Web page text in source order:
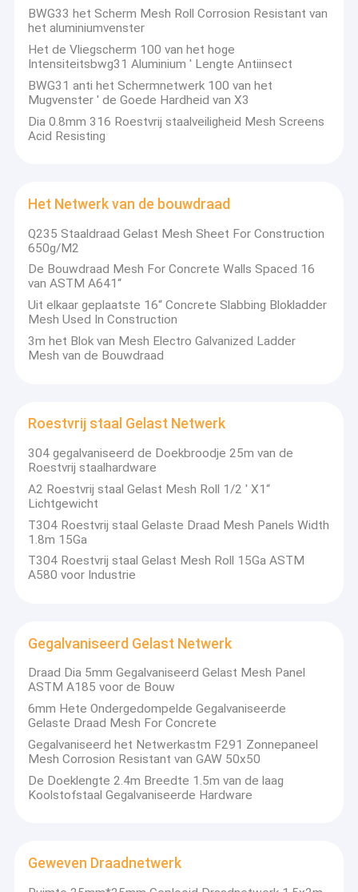
Gevallen
Metaal Mesh Fencing
Het Netwerk van de Gabiondraad
Geperforeerd Metaalnetwerk
Uitgebreid Metaalnetwerk
Het Netwerk van het vensterscherm
Roestvrij staal Gelast Netwerk
Gegalvaniseerd Gelast Netwerk
Geweven Draadnetwerk
Plastic Mesh Netting
De Omheining van het metaallandbouwbedrijf
Defensieve barrière
BWG33 het Scherm Mesh Roll Corrosion Resistant van
het aluminiumvenster
Het de Vliegscherm 100 van het hoge
Intensiteitsbwg31 Aluminium ' Lengte Antiinsect
BWG31 anti het Schermnetwerk 100 van het
Mugvenster ' de Goede Hardheid van X3
Dia 0.8mm 316 Roestvrij staalveiligheid Mesh Screens
Acid Resisting
Het Netwerk van de bouwdraad
Q235 Staaldraad Gelast Mesh Sheet For Construction
650g/M2
De Bouwdraad Mesh For Concrete Walls Spaced 16
van ASTM A641“
Uit elkaar geplaatste 16“ Concrete Slabbing Blokladder
Mesh Used In Construction
3m het Blok van Mesh Electro Galvanized Ladder
Mesh van de Bouwdraad
Roestvrij staal Gelast Netwerk
304 gegalvaniseerd de Doekbroodje 25m van de
Roestvrij staalhardware
A2 Roestvrij staal Gelast Mesh Roll 1/2 ' X1“
Lichtgewicht
T304 Roestvrij staal Gelaste Draad Mesh Panels Width
1.8m 15Ga
T304 Roestvrij staal Gelast Mesh Roll 15Ga ASTM
A580 voor Industrie
Gegalvaniseerd Gelast Netwerk
Draad Dia 5mm Gegalvaniseerd Gelast Mesh Panel
ASTM A185 voor de Bouw
6mm Hete Ondergedompelde Gegalvaniseerde
Gelaste Draad Mesh For Concrete
Gegalvaniseerd het Netwerkastm F291 Zonnepaneel
Mesh Corrosion Resistant van GAW 50x50
De Doeklengte 2.4m Breedte 1.5m van de laag
Koolstofstaal Gegalvaniseerde Hardware
Geweven Draadnetwerk
verstrekken aan redelijke prijzen te verzekeren. Wij gebruiken
uiterst nauwgezette kwaliteitscontroleprocedures en de analyse
om onze producten te verzekeren voldoet aan de internationale
normen. Een combinatie concurrerende prijzen, zal levering en
kwaliteitswaarborg ons op tijd de beste keus van onze klant
maken.